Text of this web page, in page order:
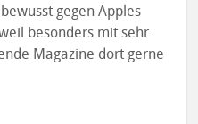
gegen Apples
besonders mit sehr
Magazine dort gerne